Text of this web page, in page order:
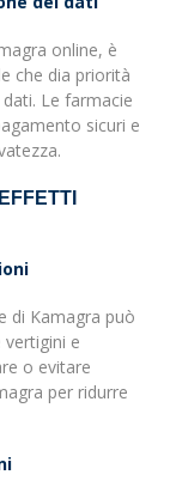
online, è
che dia priorità
Le farmacie
sicuri e
di Kamagra può
e
o evitare
per ridurre